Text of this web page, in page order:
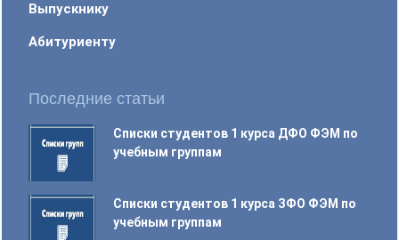
Выпускнику
Абитуриенту
Последние статьи
Списки студентов 1 курса ДФО ФЭМ по
учебным группам
Списки студентов 1 курса ЗФО ФЭМ по
учебным группам